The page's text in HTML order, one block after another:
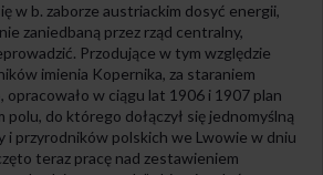
w b. zaborze austriackim dosyć energii,
zaniedbaną przez rząd centralny,
Przodujące w tym względzie
imienia Kopernika, za staraniem
opracowało w ciągu lat 1906 i 1907 plan
polu, do którego dołączył się jednomyślną
i przyrodników polskich we Lwowie w dniu
teraz pracę nad zestawieniem